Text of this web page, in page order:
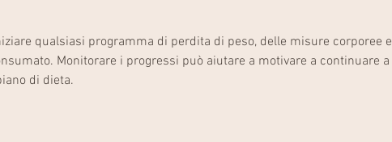
qualsiasi programma di perdita di peso, delle misure corporee e
Monitorare i progressi può aiutare a motivare a continuare a
di dieta.